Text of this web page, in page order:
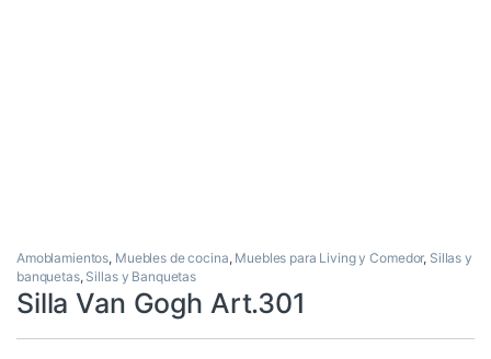
Amoblamientos, Muebles de cocina, Muebles para Living y Comedor, Sillas y
banquetas, Sillas y Banquetas
Silla Van Gogh Art.301